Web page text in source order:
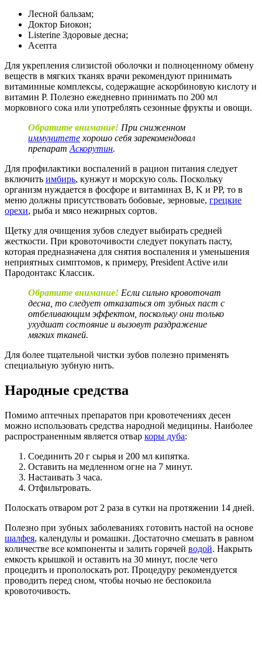
Лесной бальзам;
Доктор Биокон;
Listerine Здоровые десна;
Асепта
Для укрепления слизистой оболочки и полноценному обмену
веществ в мягких тканях врачи рекомендуют принимать
витаминные комплексы, содержащие аскорбиновую кислоту и
витамин P. Полезно ежедневно принимать по 200 мл
морковного сока или употреблять сезонные фрукты и овощи.
Обратите внимание! При сниженном
иммунитете хорошо себя зарекомендовал
препарат Аскорутин.
Для профилактики воспалений в рацион питания следует
включить имбирь, кунжут и морскую соль. Поскольку
организм нуждается в фосфоре и витаминах B, K и PP, то в
меню должны присутствовать бобовые, зерновые, грецкие
орехи, рыба и мясо нежирных сортов.
Щетку для очищения зубов следует выбирать средней
жесткости. При кровоточивости следует покупать пасту,
которая предназначена для снятия воспаления и уменьшения
неприятных симптомов, к примеру, President Active или
Пародонтакс Классик.
Обратите внимание! Если сильно кровоточат
десна, то следует отказаться от зубных паст с
отбеливающим эффектом, поскольку они только
ухудшат состояние и вызовут раздражение
мягких тканей.
Для более тщательной чистки зубов полезно применять
специальную зубную нить.
Народные средства
Помимо аптечных препаратов при кровотечениях десен
можно использовать средства народной медицины. Наиболее
распространенным является отвар коры дуба:
Соединить 20 г сырья и 200 мл кипятка.
Оставить на медленном огне на 7 минут.
Настаивать 3 часа.
Отфильтровать.
Полоскать отваром рот 2 раза в сутки на протяжении 14 дней.
Полезно при зубных заболеваниях готовить настой на основе
шалфея, календулы и ромашки. Достаточно смешать в равном
количестве все компоненты и залить горячей водой. Накрыть
емкость крышкой и оставить на 30 минут, после чего
процедить и прополоскать рот. Процедуру рекомендуется
проводить перед сном, чтобы ночью не беспокоила
кровоточивость.